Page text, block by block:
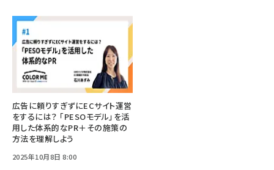
広告に頼りすぎずにECサイト運営
をするには？ 「PESOモデル」を活
用した体系的なPR＋その施策の
方法を理解しよう
2025年10月8日 8:00